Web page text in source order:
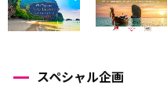
スペシャル企画